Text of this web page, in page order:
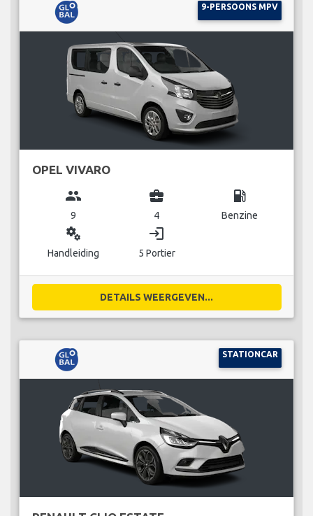
9-PERSOONS MPV
OPEL VIVARO
group
9
business_center
4
local_gas_station
Benzine
miscellaneous_services
Handleiding
login
5 Portier
DETAILS WEERGEVEN...
STATIONCAR